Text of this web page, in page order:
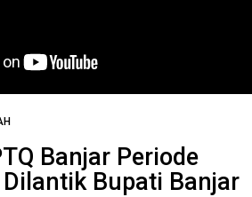
Banjar Periode
Bupati Banjar